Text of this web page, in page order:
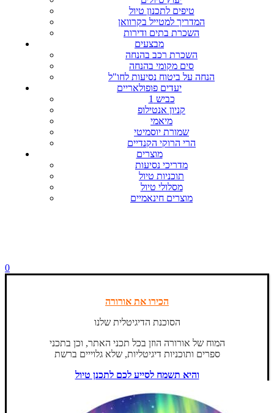
טיפים לתכנון טיול
המדריך למטייל בקרוואן
השכרת בתים ודירות
מבצעים
השכרת רכב בהנחה
סים מקומי בהנחה
הנחה על ביטוח נסיעות לחו"ל
יעדים פופולאריים
כביש 1
קניון אנטילופ
מיאמי
שמורת יוסמיטי
הרי הרוקי הקנדיים
מוצרים
מדריכי נסיעות
תוכניות טיול
מסלולי טיול
מוצרים חינאמיים
0
הכירו את אורורה
הסוכנת הדיגיטלית שלנו
המוח של אורורה הוזן בכל תכני האתר, וכן בתכני
ספרים ותוכניות דיגיטליות, שלא גלוייים ברשת
והיא תשמח לסייע לכם לתכנן טיול